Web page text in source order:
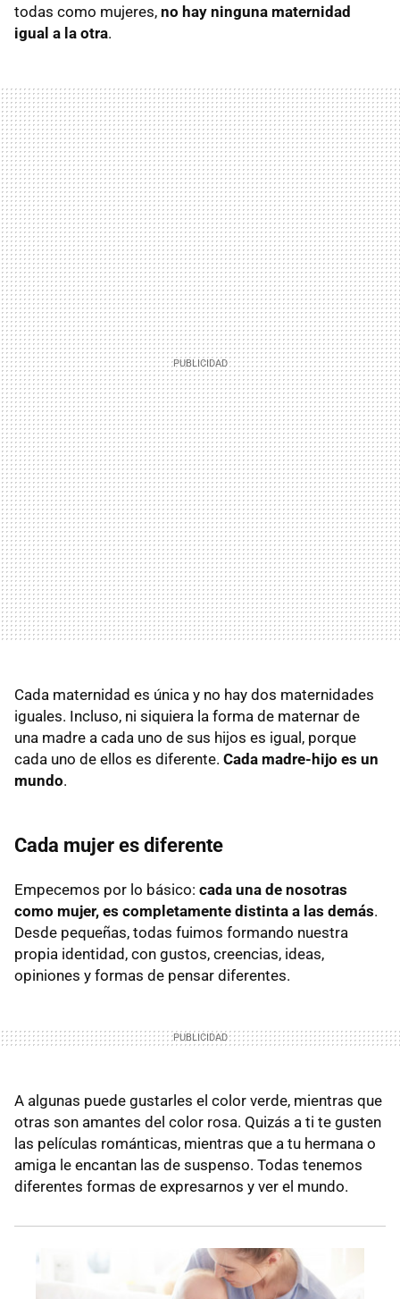
todas como mujeres, no hay ninguna maternidad
igual a la otra.
Cada maternidad es única y no hay dos maternidades
iguales. Incluso, ni siquiera la forma de maternar de
una madre a cada uno de sus hijos es igual, porque
cada uno de ellos es diferente. Cada madre-hijo es un
mundo.
Cada mujer es diferente
Empecemos por lo básico: cada una de nosotras
como mujer, es completamente distinta a las demás.
Desde pequeñas, todas fuimos formando nuestra
propia identidad, con gustos, creencias, ideas,
opiniones y formas de pensar diferentes.
A algunas puede gustarles el color verde, mientras que
otras son amantes del color rosa. Quizás a ti te gusten
las películas románticas, mientras que a tu hermana o
amiga le encantan las de suspenso. Todas tenemos
diferentes formas de expresarnos y ver el mundo.